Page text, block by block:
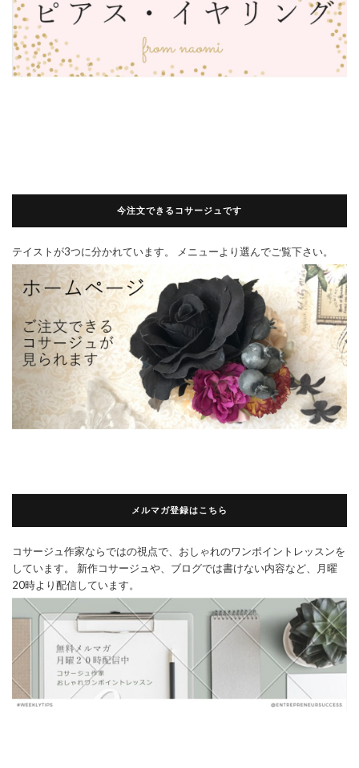
今注文できるコサージュです
テイストが3つに分かれています。 メニューより選んでご覧下さい。
メルマガ登録はこちら
コサージュ作家ならではの視点で、おしゃれのワンポイントレッスンを
しています。 新作コサージュや、ブログでは書けない内容など、月曜
20時より配信しています。